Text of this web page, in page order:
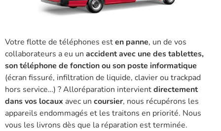
Votre flotte de téléphones esten panne, un de vos
collaborateurs a eu un accident avec une des tablettes,
son téléphone de fonction ou son poste informatique
(écran fissuré, infiltration de liquide, clavier ou trackpad
hors service…) ? Alloréparation intervientdirectement
dans vos locaux avec un coursier, nous récupérons les
appareils endommagés et les traitons en priorité. Nous
vous les livrons dès que la réparation est terminée.